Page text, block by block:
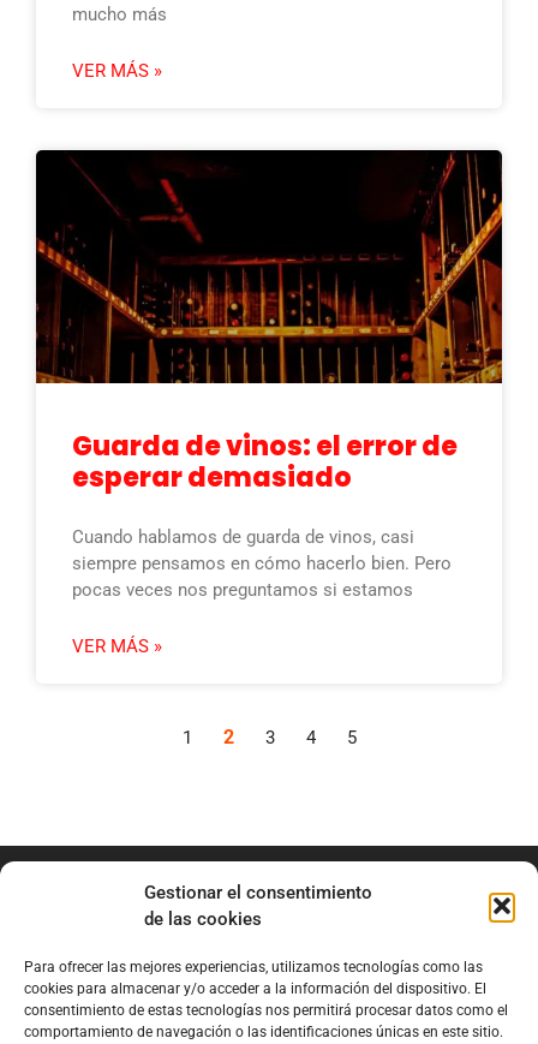
Gestionar el consentimiento
de las cookies
Para ofrecer las mejores experiencias, utilizamos tecnologías como las
cookies para almacenar y/o acceder a la información del dispositivo. El
consentimiento de estas tecnologías nos permitirá procesar datos como el
comportamiento de navegación o las identificaciones únicas en este sitio.
mucho más
VER MÁS »
Guarda de vinos: el error de
esperar demasiado
Cuando hablamos de guarda de vinos, casi
siempre pensamos en cómo hacerlo bien. Pero
pocas veces nos preguntamos si estamos
VER MÁS »
1 2 3 4 5
info@marianobraga.com
BRAGA Academia